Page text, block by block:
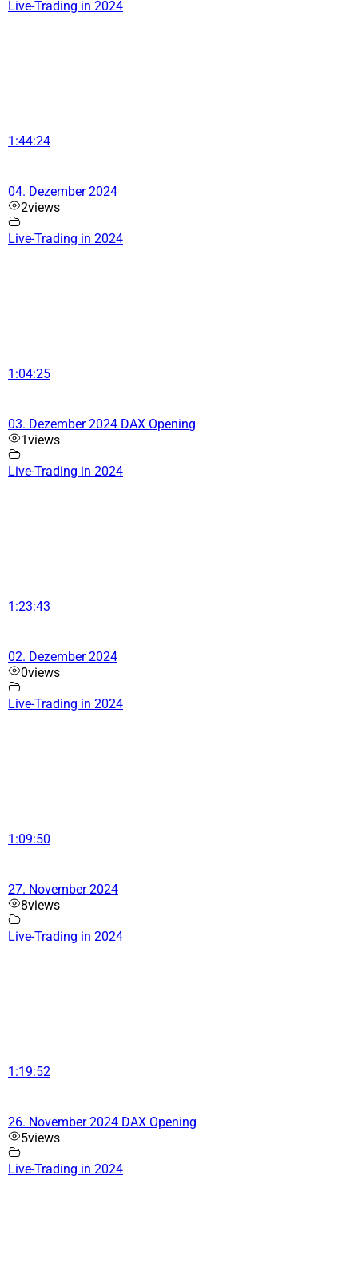
Live-Trading in 2024
1:44:24
04. Dezember 2024
2views
Live-Trading in 2024
1:04:25
03. Dezember 2024 DAX Opening
1views
Live-Trading in 2024
1:23:43
02. Dezember 2024
0views
Live-Trading in 2024
1:09:50
27. November 2024
8views
Live-Trading in 2024
1:19:52
26. November 2024 DAX Opening
5views
Live-Trading in 2024